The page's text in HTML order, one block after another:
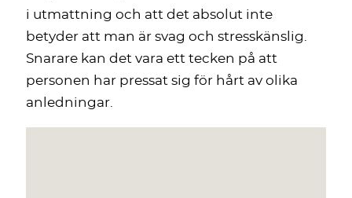
i utmattning och att det absolut inte
betyder att man är svag och stresskänslig.
Snarare kan det vara ett tecken på att
personen har pressat sig för hårt av olika
anledningar.